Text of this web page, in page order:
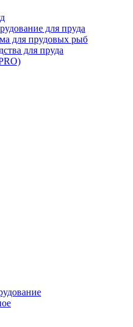
для пруда
для прудовых рыб
для пруда